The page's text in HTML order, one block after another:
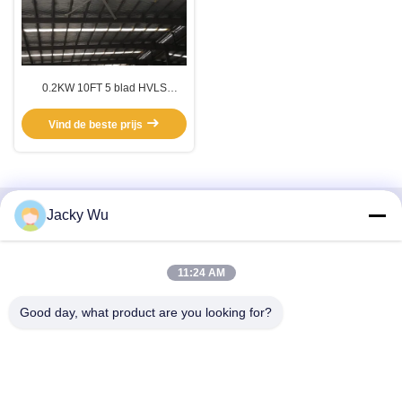
0.2KW 10FT 5 blad HVLS
Vind de beste prijs
Snel contact
industriële haven, nr.117, Nansan Road, economische
Jacky Wu
11:24 AM
Good day, what product are you looking for?